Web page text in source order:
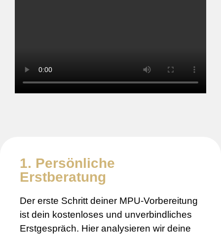
1. Persönliche
Erstberatung
Der erste Schritt deiner MPU-Vorbereitung
ist dein kostenloses und unverbindliches
Erstgespräch. Hier analysieren wir deine